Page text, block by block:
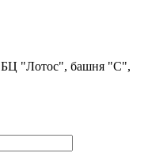
БЦ "Лотос", башня "С",